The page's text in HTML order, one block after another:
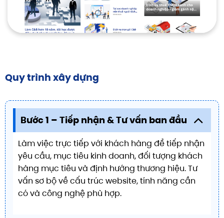
Quy trình xây dựng
Bước 1 – Tiếp nhận & Tư vấn ban đầu
Làm việc trực tiếp với khách hàng để tiếp nhận
yêu cầu, mục tiêu kinh doanh, đối tượng khách
hàng mục tiêu và định hướng thương hiệu. Tư
vấn sơ bộ về cấu trúc website, tính năng cần
có và công nghệ phù hợp.